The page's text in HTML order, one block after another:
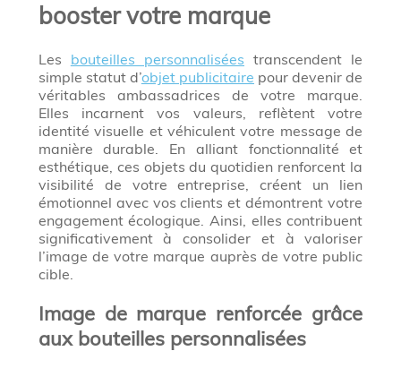
booster votre marque
Les bouteilles personnalisées transcendent le
simple statut d’objet publicitaire pour devenir de
véritables ambassadrices de votre marque.
Elles incarnent vos valeurs, reflètent votre
identité visuelle et véhiculent votre message de
manière durable. En alliant fonctionnalité et
esthétique, ces objets du quotidien renforcent la
visibilité de votre entreprise, créent un lien
émotionnel avec vos clients et démontrent votre
engagement écologique. Ainsi, elles contribuent
significativement à consolider et à valoriser
l’image de votre marque auprès de votre public
cible.
Image de marque renforcée grâce
aux bouteilles personnalisées